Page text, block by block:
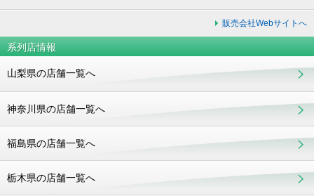
販売会社Webサイトへ
系列店情報
山梨県の店舗一覧へ
神奈川県の店舗一覧へ
福島県の店舗一覧へ
栃木県の店舗一覧へ